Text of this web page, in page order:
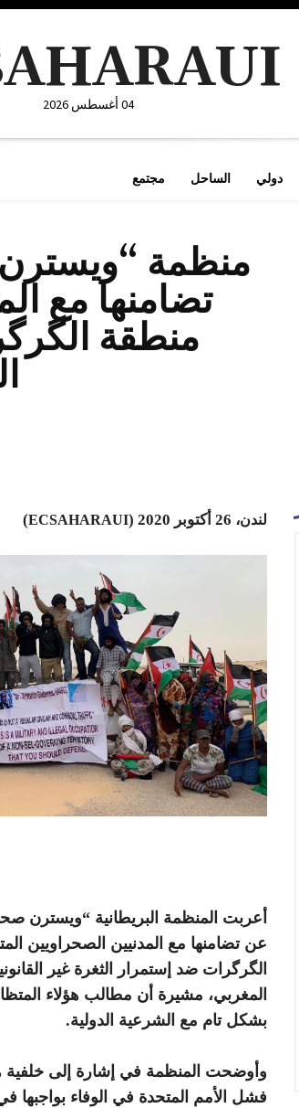
04 أغسطس 2026
دولي الساحل مجتمع
منظمة
تضامنها مع
منطقة
لندن، 26 أكتوبر 2020 ( ECSAHARAUI
)
أعربت المنظمة البريطانية “ويسترن
عن تضامنها مع المدنيين الصحراويين
الگرگرات ضد إستمرار الثغرة غير
المغربي، مشيرة أن مطالب هؤلاء
بشكل تام مع الشرعية الدولية.
وأوضحت المنظمة في إشارة إلى خلفية
فشل الأمم المتحدة في الوفاء